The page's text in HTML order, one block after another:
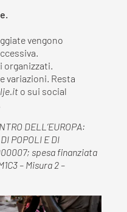
vengono
organizzati.
variazioni. Resta
o sui social
DELL’EUROPA:
POPOLI E DI
spesa finanziata
– Misura 2 –